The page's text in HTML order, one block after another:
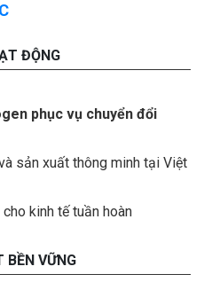
ĐỘNG
phục vụ chuyển đổi
sản xuất thông minh tại Việt
kinh tế tuần hoàn
BỀN VỮNG